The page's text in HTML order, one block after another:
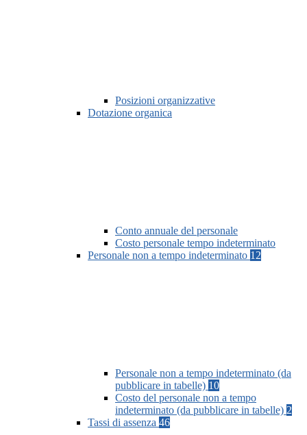
Posizioni organizzative
Dotazione organica
Conto annuale del personale
Costo personale tempo indeterminato
Personale non a tempo indeterminato 12
Personale non a tempo indeterminato (da
pubblicare in tabelle) 10
Costo del personale non a tempo
indeterminato (da pubblicare in tabelle) 2
Tassi di assenza 46